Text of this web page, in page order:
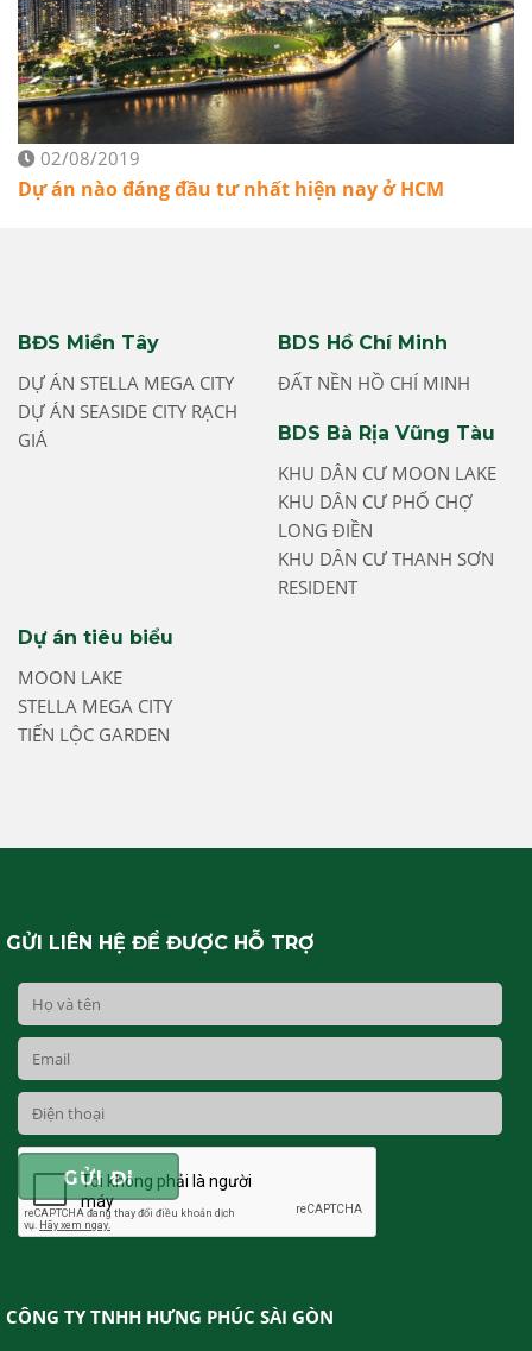
02/08/2019
Dự án nào đáng đầu tư nhất hiện nay ở HCM
BĐS Miền Tây
DỰ ÁN STELLA MEGA CITY
DỰ ÁN SEASIDE CITY RẠCH
GIÁ
BDS Hồ Chí Minh
ĐẤT NỀN HỒ CHÍ MINH
BDS Bà Rịa Vũng Tàu
KHU DÂN CƯ MOON LAKE
KHU DÂN CƯ PHỐ CHỢ
LONG ĐIỀN
KHU DÂN CƯ THANH SƠN
RESIDENT
Dự án tiêu biểu
MOON LAKE
STELLA MEGA CITY
TIẾN LỘC GARDEN
GỬI LIÊN HỆ ĐỂ ĐƯỢC HỖ TRỢ
CÔNG TY TNHH HƯNG PHÚC SÀI GÒN